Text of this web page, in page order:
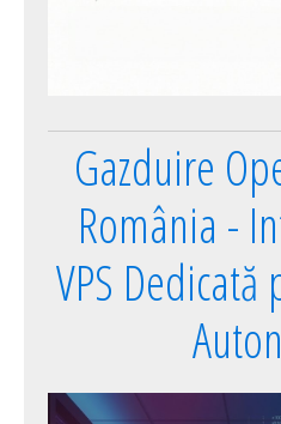
Gazduire
România -
VPS